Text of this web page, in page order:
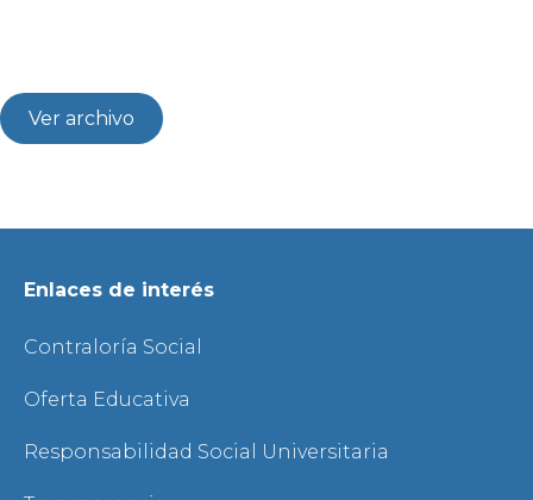
Ver archivo
Enlaces de interés
Contraloría Social
Oferta Educativa
Responsabilidad Social Universitaria